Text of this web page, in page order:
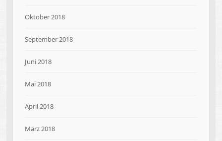
Oktober 2018
September 2018
Juni 2018
Mai 2018
April 2018
März 2018